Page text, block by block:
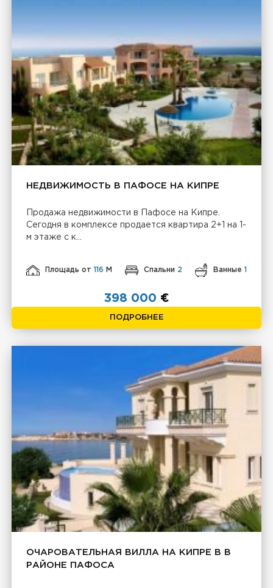
НЕДВИЖИМОСТЬ В ПАФОСЕ НА КИПРЕ
Продажа недвижимости в Пафосе на Кипре.
Сегодня в комплексе продается квартира 2+1 на 1-
м этаже с к...
Площадь от116 М Спальни 2 Ванные 1
398 000 €
ПОДРОБНЕЕ
ОЧАРОВАТЕЛЬНАЯ ВИЛЛА НА КИПРЕ В В
РАЙОНЕ ПАФОСА